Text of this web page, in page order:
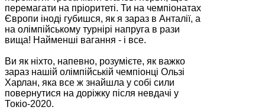
перемагати на пріоритеті. Ти на чемпіонатах
Європи іноді губишся, як я зараз в Анталії, а
на олімпійському турнірі напруга в рази
вища! Найменші вагання - і все.
Ви як ніхто, напевно, розумієте, як важко
зараз нашій олімпійській чемпіонці Ользі
Харлан, яка все ж знайшла у собі сили
повернутися на доріжку після невдачі у
Токіо-2020.